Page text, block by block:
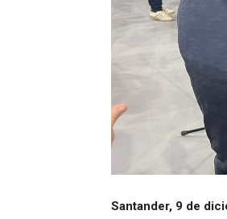
Santander, 9 de